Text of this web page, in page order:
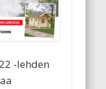
-lehden